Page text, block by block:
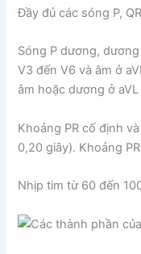
Đầy đủ các sóng P,
Sóng P dương,
V3 đến V6 và âm ở
âm hoặc dương ở aVL
Khoảng PR cố định
0,20 giây). Khoảng
Nhịp tim từ 60 đến